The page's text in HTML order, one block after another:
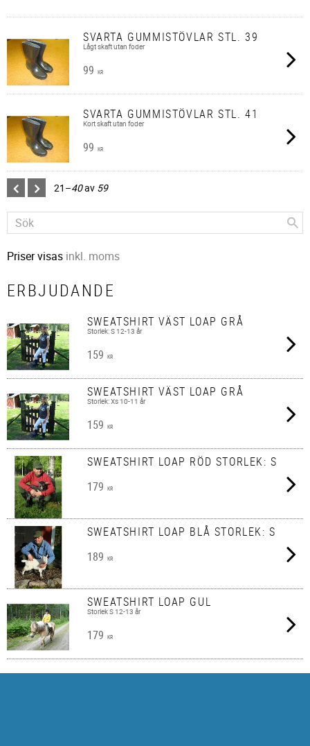
SVARTA GUMMISTÖVLAR STL. 39
Lågt skaft utan foder
99 KR
SVARTA GUMMISTÖVLAR STL. 41
Kort skaft utan foder
99 KR
21–40av 59
Priser visas inkl. moms
ERBJUDANDE
SWEATSHIRT VÄST LOAP GRÅ
Storlek: S 12-13 år
159 KR
SWEATSHIRT VÄST LOAP GRÅ
Storlek: Xs 10-11 år
159 KR
SWEATSHIRT LOAP RÖD STORLEK: S
179 KR
SWEATSHIRT LOAP BLÅ STORLEK: S
189 KR
SWEATSHIRT LOAP GUL
Storlek S 12-13 år
179 KR